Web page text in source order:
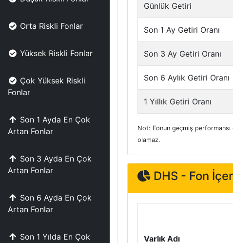
Orta Riskli Fonlar
Yüksek Riskli Fonlar
Çok Yüksek Riskli
Fonlar
Son 1 Ayda En Çok
Artan Fonlar
Son 3 Ayda En Çok
Artan Fonlar
Son 6 Ayda En Çok
Artan Fonlar
Son 1 Yılda En Çok
Günlük Getiri
Son 1 Ay Getiri Oranı
Son 3 Ay Getiri Oranı
Son 6 Aylık Getiri Oranı
1 Yıllık Getiri Oranı
Not: Fonun geçmiş
olamaz.
DHS - Fon
Varlık Adı